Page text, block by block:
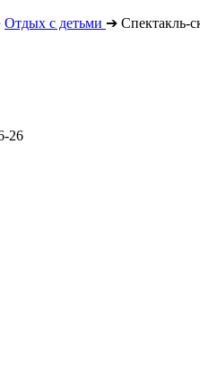
Отдых с детьми ➔ Спектакль-
26